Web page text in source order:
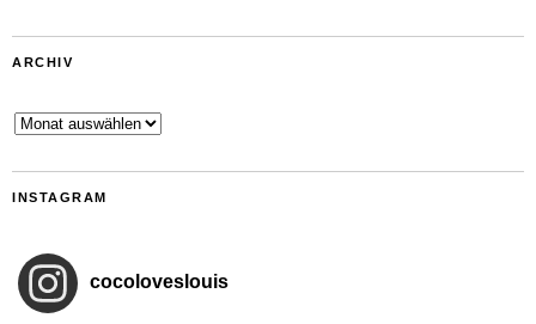
ARCHIV
Archiv
INSTAGRAM
cocoloveslouis